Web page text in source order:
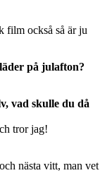
film också så är ju
på julafton?
vad skulle du då
tror jag!
nästa vitt, man vet